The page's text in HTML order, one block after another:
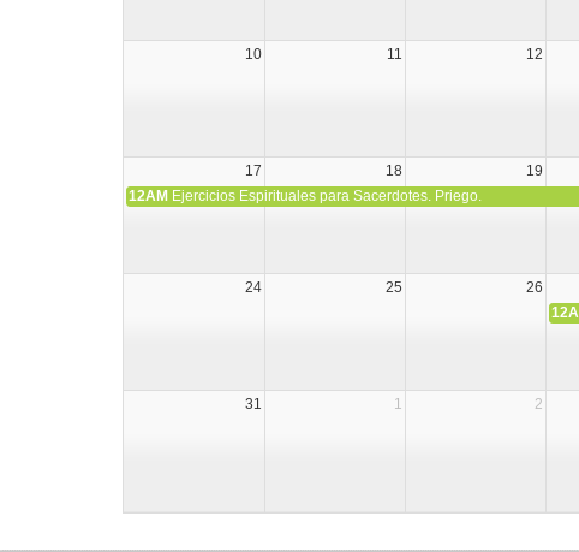
10 11 12
17 18 19
12AM Ejercicios Espirituales para Sacerdotes. Priego.
24 25 26
31 1 2